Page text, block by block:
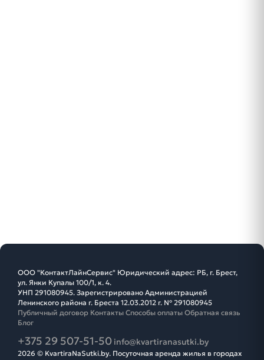
ООО "КонтактЛайнСервис" Юридический адрес: РБ, г. Брест,
ул. Янки Купалы 100/1, к. 4.
УНП 291080945. Зарегистрировано Администрацией
Ленинского района г. Бреста 12.03.2012 г. № 291080945
Публичный договор Контакты Способы оплаты Обратная связь
Блог
+375 29 507-51-50 info@kvartiranasutki.by
2026 © KvartiraNaSutki.by. Посуточная аренда жилья в городах